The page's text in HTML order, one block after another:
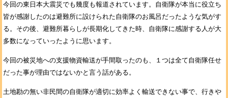
今回の東日本大震災でも幾度も報道されています。自衛隊が本当に役立ち
皆が感謝したのは避難所に設けられた自衛隊のお風呂だったような気がす
る。その後、避難所暮らしが長期化してきた時、自衛隊に感謝する人が大
多数になっていったように思います。
今回の被災地への支援物資輸送が手間取ったのも、１つは全て自衛隊任せ
だった事が理由ではないかと言う話がある。
土地勘の無い非民間の自衛隊が適切に効率よく輸送できない事で、行きや